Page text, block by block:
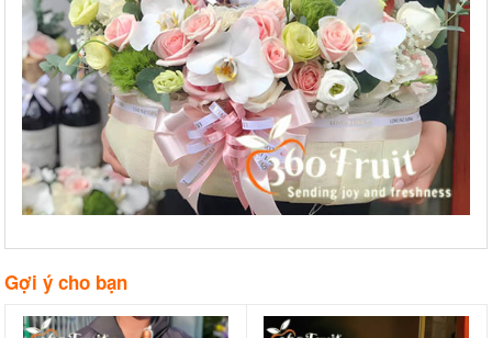
Gợi ý cho bạn